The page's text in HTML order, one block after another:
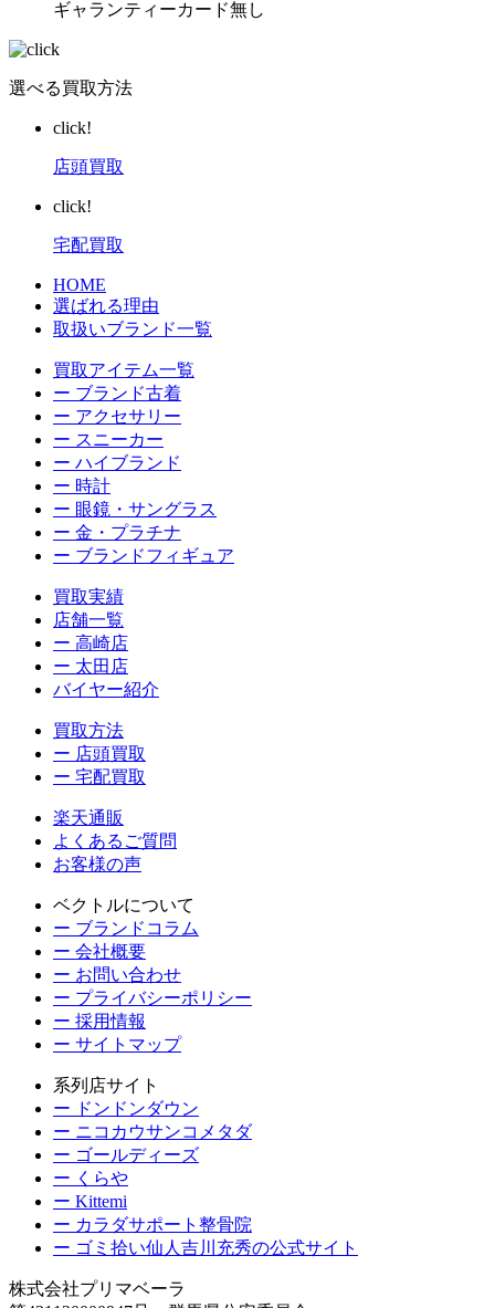
ギャランティーカード無し
選べる買取方法
click!
店頭買取
click!
宅配買取
HOME
選ばれる理由
取扱いブランド一覧
買取アイテム一覧
ー ブランド古着
ー アクセサリー
ー スニーカー
ー ハイブランド
ー 時計
ー 眼鏡・サングラス
ー 金・プラチナ
ー ブランドフィギュア
買取実績
店舗一覧
ー 高崎店
ー 太田店
バイヤー紹介
買取方法
ー 店頭買取
ー 宅配買取
楽天通販
よくあるご質問
お客様の声
ベクトルについて
ー ブランドコラム
ー 会社概要
ー お問い合わせ
ー プライバシーポリシー
ー 採用情報
ー サイトマップ
系列店サイト
ー ドンドンダウン
ー ニコカウサンコメタダ
ー ゴールディーズ
ー くらや
ー Kittemi
ー カラダサポート整骨院
ー ゴミ拾い仙人吉川充秀の公式サイト
株式会社プリマベーラ